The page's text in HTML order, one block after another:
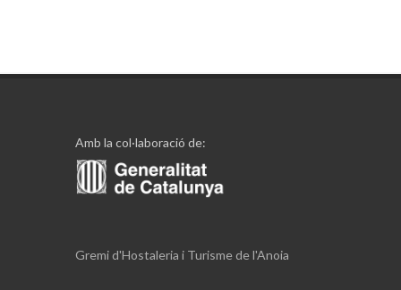
Amb la col·laboració de:
Gremi d'Hostaleria i Turisme de l'Anoia